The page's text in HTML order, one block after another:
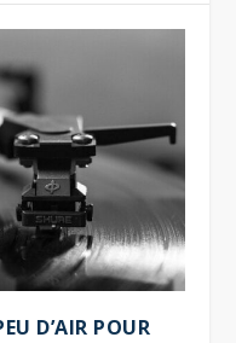
D’AIR POUR